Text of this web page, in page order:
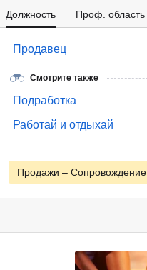
Должность Проф. область
Продавец
Смотрите также
Подработка
Работай и отдыхай
Продажи – Сопровождение